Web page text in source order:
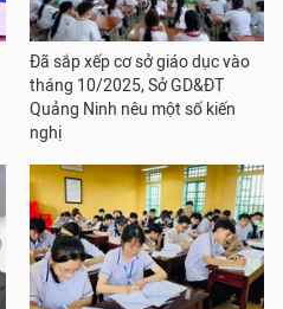
Đã sắp xếp cơ sở giáo dục vào
tháng 10/2025, Sở GD&ĐT
Quảng Ninh nêu một số kiến
nghị